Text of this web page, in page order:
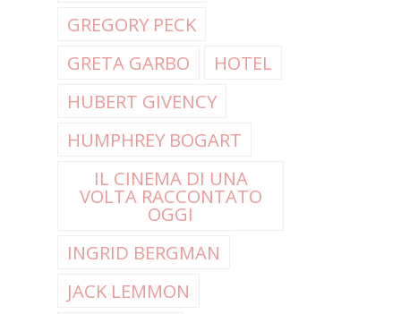
GREGORY PECK
GRETA GARBO
HOTEL
HUBERT GIVENCY
HUMPHREY BOGART
IL CINEMA DI UNA
VOLTA RACCONTATO
OGGI
INGRID BERGMAN
JACK LEMMON